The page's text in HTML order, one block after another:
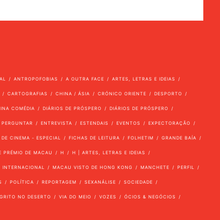
ANTROPOFOBIAS A OUTRA FACE ARTES, LETRAS E IDEIAS
CARTOGRAFIAS CHINA / ÁSIA CRÓNICO ORIENTE DESPORTO
COMÉDIA DIÁRIOS DE PRÓSPERO DIÁRIOS DE PRÓSPERO
ENTREVISTA ESTENDAIS EVENTOS EXPECTORAÇÃO
CINEMA - ESPECIAL FICHAS DE LEITURA FOLHETIM GRANDE BAÍA
PRÉMIO DE MACAU H H | ARTES, LETRAS E IDEIAS
INTERNACIONAL MACAU VISTO DE HONG KONG MANCHETE PERFIL
POLÍTICA REPORTAGEM SEXANÁLISE SOCIEDADE
NO DESERTO VIA DO MEIO VOZES ÓCIOS & NEGÓCIOS